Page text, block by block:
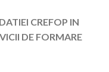
CREFOP IN
DE FORMARE